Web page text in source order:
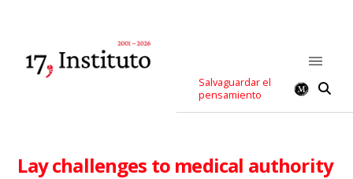
Salvaguardar el
pensamiento
Lay challenges to medical authority